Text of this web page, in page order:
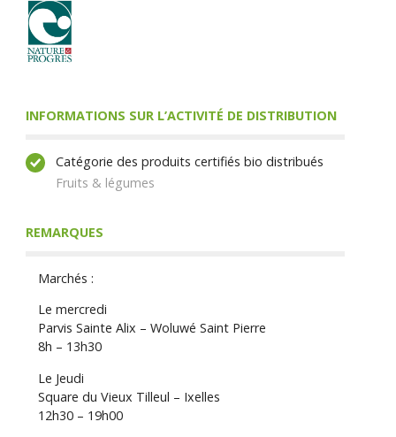
INFORMATIONS SUR L’ACTIVITÉ DE DISTRIBUTION
Catégorie des produits certifiés bio distribués
Fruits & légumes
REMARQUES
Marchés :
Le mercredi
Parvis Sainte Alix – Woluwé Saint Pierre
8h – 13h30
Le Jeudi
Square du Vieux Tilleul – Ixelles
12h30 – 19h00